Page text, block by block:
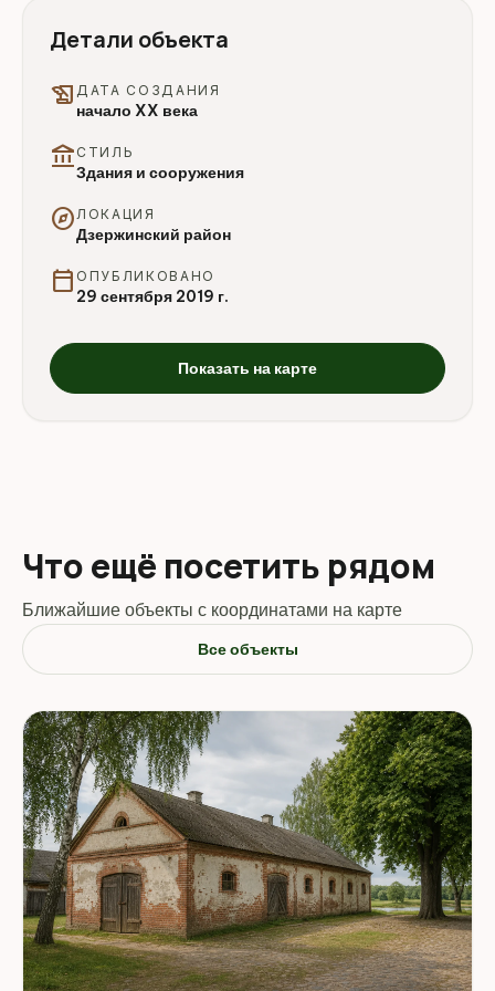
Детали объекта
history_edu ДАТА СОЗДАНИЯ
начало XX века
account_balance СТИЛЬ
Здания и сооружения
exploreЛОКАЦИЯ
Дзержинский район
calendar_today ОПУБЛИКОВАНО
29 сентября 2019 г.
Показать на карте
Что ещё посетить рядом
Ближайшие объекты с координатами на карте
Все объекты